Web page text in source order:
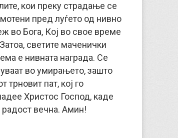
кои преку страдање се
пред луѓето од нивно
во Бога, Кој во свое време
светите маченички
е нивната награда. Се
во умирањето, зашто
трновит пат, кој го
Христос Господ, каде
вечна. Амин!